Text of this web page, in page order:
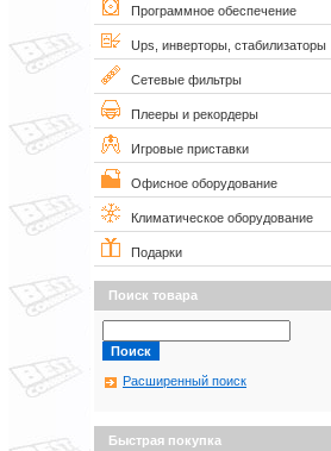
Программное обеспечение
Ups, инверторы, стабилизаторы
Сетевые фильтры
Плееры и рекордеры
Игровые приставки
Офисное оборудование
Климатическое оборудование
Подарки
Поиск товара
Расширенный поиск
Быстрая покупка